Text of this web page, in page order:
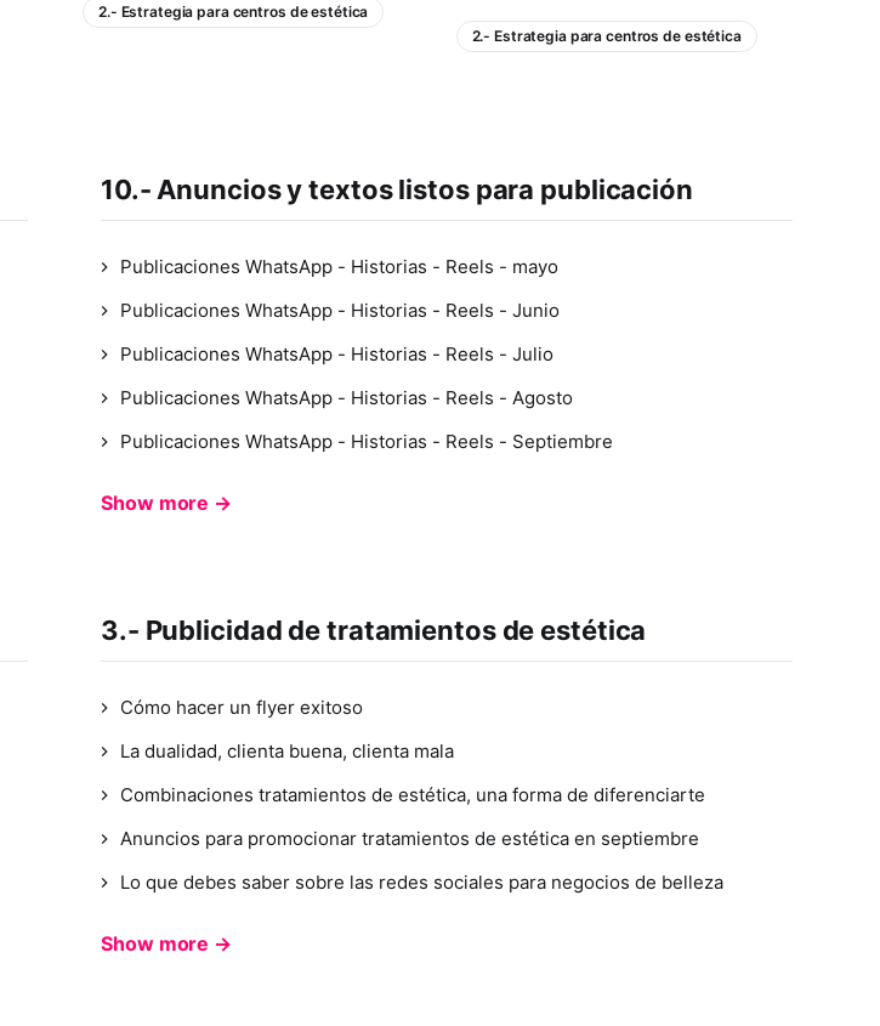
2.- Estrategia para centros de estética
2.- Estrategia para centros de estética
10.- Anuncios y textos listos para publicación
Publicaciones WhatsApp - Historias - Reels - mayo
Publicaciones WhatsApp - Historias - Reels - Junio
Publicaciones WhatsApp - Historias - Reels - Julio
Publicaciones WhatsApp - Historias - Reels - Agosto
Publicaciones WhatsApp - Historias - Reels - Septiembre
Show more →
3.- Publicidad de tratamientos de estética
Cómo hacer un flyer exitoso
La dualidad, clienta buena, clienta mala
Combinaciones tratamientos de estética, una forma de diferenciarte
Anuncios para promocionar tratamientos de estética en septiembre
Lo que debes saber sobre las redes sociales para negocios de belleza
Show more →